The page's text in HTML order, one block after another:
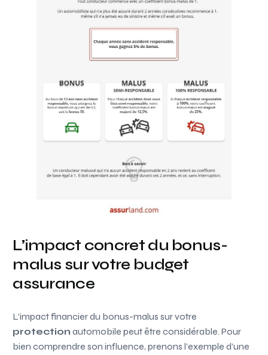
L’impact concret du bonus-
malus sur votre budget
assurance
L’impact financier du bonus-malus sur votre
protection automobile peut être considérable. Pour
bien comprendre son influence, prenons l’exemple d’une